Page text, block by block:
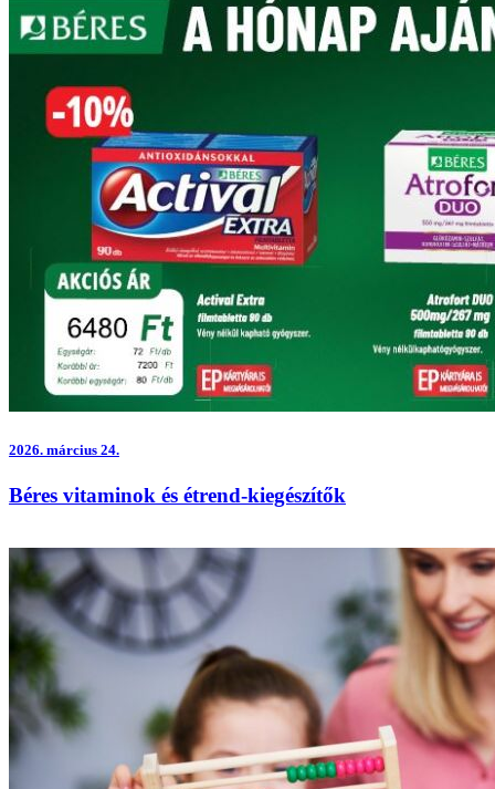
2026. március 24.
Béres vitaminok és étrend-kiegészítők